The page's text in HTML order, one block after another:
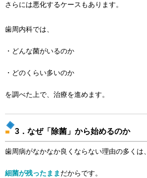
さらには悪化するケースもあります。
歯周内科では、
・どんな菌がいるのか
・どのくらい多いのか
を調べた上で、治療を進めます。
3．なぜ「除菌」から始めるのか
歯周病がなかなか良くならない理由の多くは、
細菌が残ったままだからです。